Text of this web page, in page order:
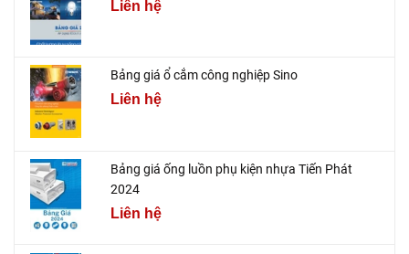
Liên hệ
Bảng giá ổ cắm công nghiệp Sino
Liên hệ
Bảng giá ống luồn phụ kiện nhựa Tiến Phát
2024
Liên hệ